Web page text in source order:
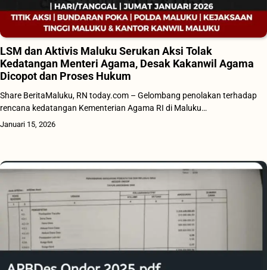
LSM dan Aktivis Maluku Serukan Aksi Tolak
Kedatangan Menteri Agama, Desak Kakanwil Agama
Dicopot dan Proses Hukum
Share BeritaMaluku, RN today.com – Gelombang penolakan terhadap
rencana kedatangan Kementerian Agama RI di Maluku…
Januari 15, 2026